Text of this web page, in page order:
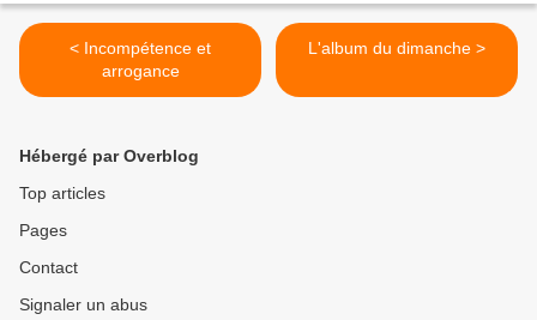
< Incompétence et
arrogance
L'album du dimanche >
Hébergé par Overblog
Top articles
Pages
Contact
Signaler un abus